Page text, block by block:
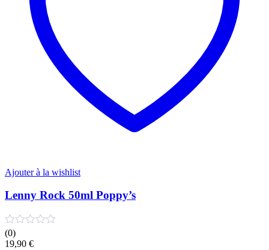
Ajouter à la wishlist
Lenny Rock 50ml Poppy’s
(0)
19,90 €